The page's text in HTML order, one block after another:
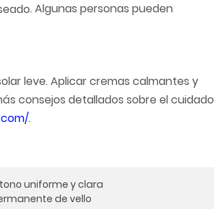
. Algunas personas pueden
leve. Aplicar cremas calmantes y
consejos detallados sobre el cuidado
.
uniforme y clara
de vello